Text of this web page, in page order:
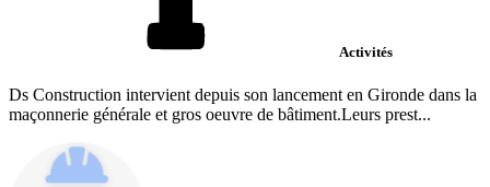
Activités
Ds Construction intervient depuis son lancement en Gironde dans la
maçonnerie générale et gros oeuvre de bâtiment.Leurs prest...